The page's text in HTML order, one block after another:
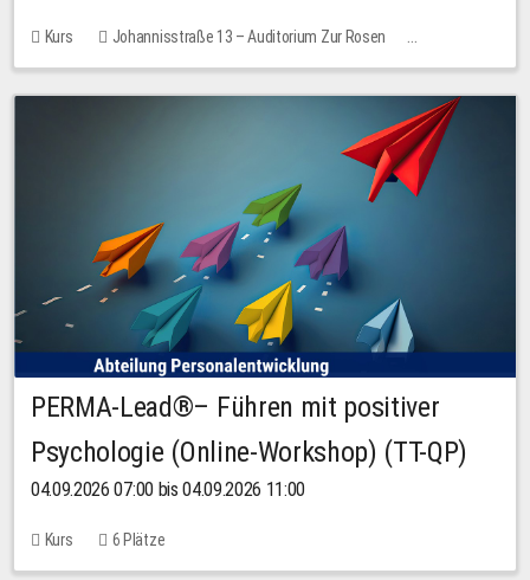
Kurs
Johannisstraße 13 – Auditorium Zur Rosen
Keine freien Plätze
PERMA-Lead®– Führen mit positiver
Psychologie (Online-Workshop) (TT-QP)
04.09.2026 07:00 bis 04.09.2026 11:00
Kurs 6 Plätze